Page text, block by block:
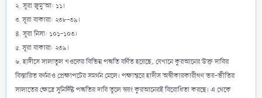
২. সূরা জুমু'আ: ১১।
৩. সূরা বাকারা: ২৩৮-৩৯।
৪. সূরা নিসা: ১০১-১০৩।
৫. সূরা বাকারা: ২৩৯।
৬. হাদীসে সালাতুল খওফের বিভিন্ন পদ্ধতি বর্ণিত হয়েছে, যেখানে কুরআনের উক্ত দাবির
বিস্তারিত বর্ণনাও প্রেক্ষাপটের সমর্থন মেলে। পক্ষান্তরে হাদীস অস্বীকারকারীগণ ভয়-ভীতির
সালাতের ক্ষেত্রে সুনির্দিষ্ট পদ্ধতির দাবি তুলে স্বয়ং কুরআনেরই বিরোধিতা করছে। এ থেকে